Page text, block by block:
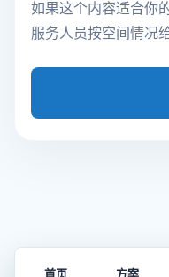
如果这个内容适合你
服务人员按空间情况
首页 方案